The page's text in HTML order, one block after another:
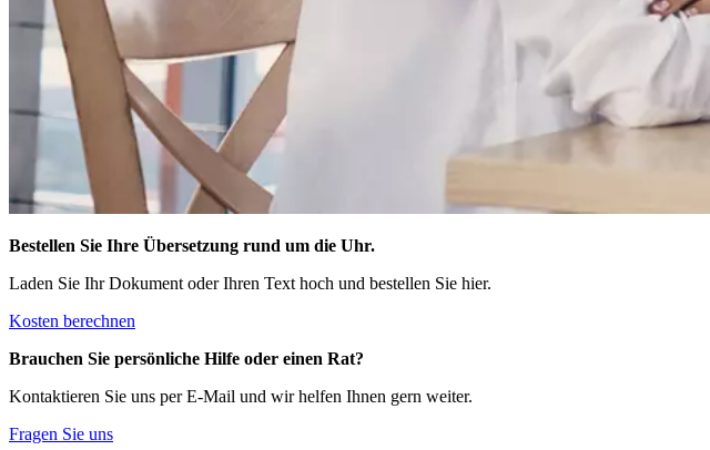
Bestellen Sie Ihre Übersetzung rund um die Uhr.
Laden Sie Ihr Dokument oder Ihren Text hoch und bestellen Sie hier.
Kosten berechnen
Brauchen Sie persönliche Hilfe oder einen Rat?
Kontaktieren Sie uns per E-Mail und wir helfen Ihnen gern weiter.
Fragen Sie uns